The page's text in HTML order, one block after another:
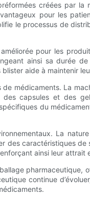
créées par
pour les
le processus de
pour les
ainsi sa durée
blister aide à maintenir
médicaments. La
capsules et des
du
La
des caractéristiques
ainsi leur attrait
continue